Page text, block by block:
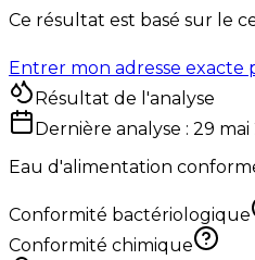
Ce résultat est basé sur le
Entrer mon adresse
Résultat de l'analyse
Dernière analyse : 29 mai
Eau d'alimentation
Conformité bactériologique
Conformité chimique